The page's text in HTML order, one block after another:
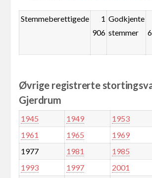
Stemmeberettigede
1
906
Godkjente
stemmer
Øvrige registrerte
Gjerdrum
1945 1949 1953
1961
1965 1969
1977
1981 1985
1993
1997 2001